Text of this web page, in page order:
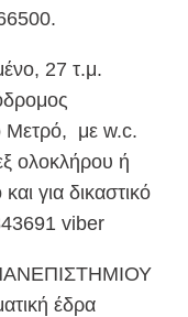
27 τ.μ.
Μετρό, με w.c.
ολοκλήρου ή
για δικαστικό
viber
έδρα